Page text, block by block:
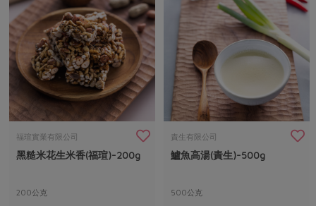
福瑄實業有限公司
黑糙米花生米香(福瑄)-200g
200公克
責生有限公司
鱸魚高湯(責生)-500g
500公克